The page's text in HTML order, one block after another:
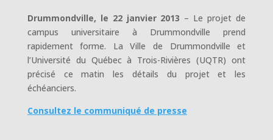
Drummondville, le 22 janvier 2013 – Le projet de
campus universitaire à Drummondville prend
rapidement forme. La Ville de Drummondville et
l’Université du Québec à Trois-Rivières (UQTR) ont
précisé ce matin les détails du projet et les
échéanciers.
Consultez le communiqué de presse